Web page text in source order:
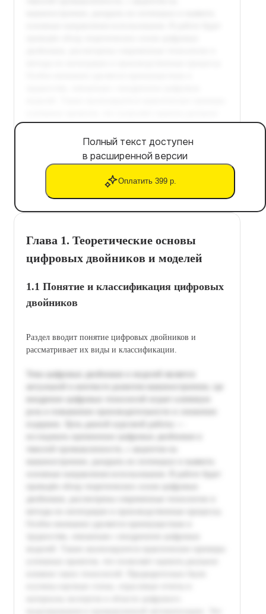
Полный текст доступен
в расширенной версии
Оплатить 399 р.
Глава 1. Теоретические основы
цифровых двойников и моделей
1.1 Понятие и классификация цифровых
двойников
Раздел вводит понятие цифровых двойников и
рассматривает их виды и классификации.